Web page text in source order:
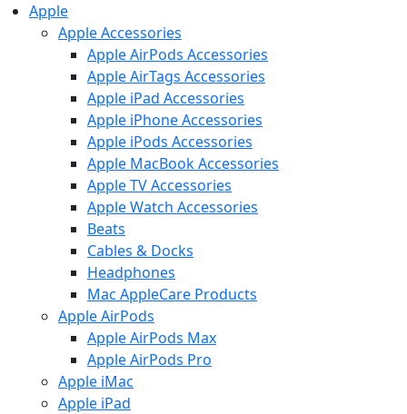
Apple
Apple Accessories
Apple AirPods Accessories
Apple AirTags Accessories
Apple iPad Accessories
Apple iPhone Accessories
Apple iPods Accessories
Apple MacBook Accessories
Apple TV Accessories
Apple Watch Accessories
Beats
Cables & Docks
Headphones
Mac AppleCare Products
Apple AirPods
Apple AirPods Max
Apple AirPods Pro
Apple iMac
Apple iPad